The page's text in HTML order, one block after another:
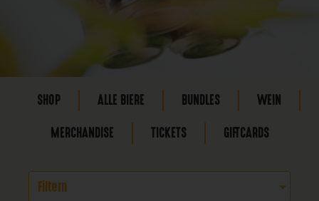
SHOP ALLE BIERE BUNDLES WEIN
MERCHANDISE TICKETS GIFTCARDS
Filtern